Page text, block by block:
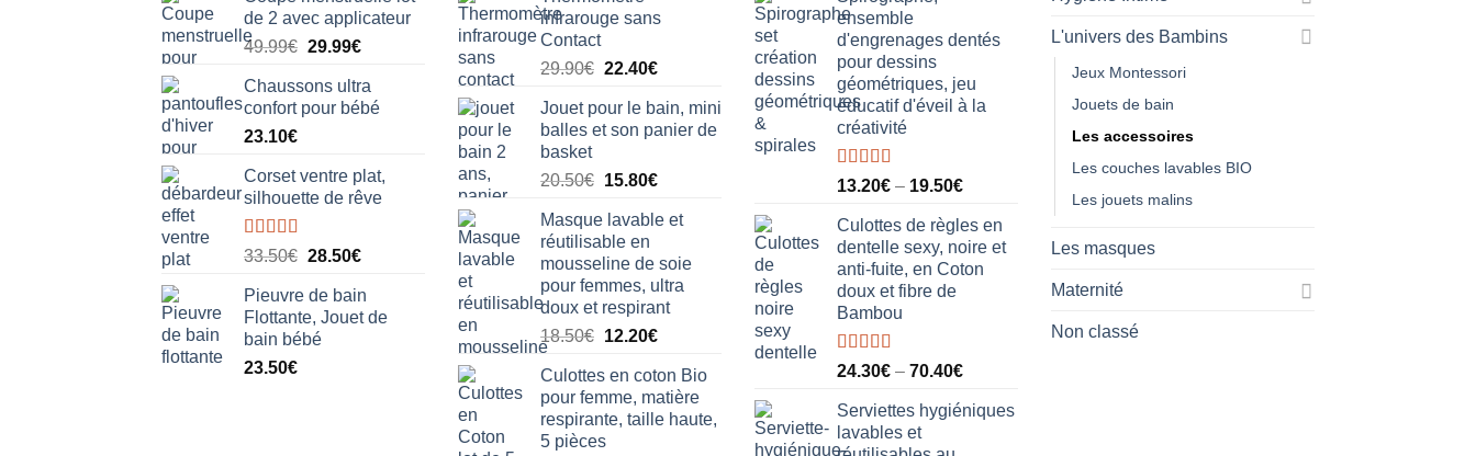
peuvent
choisies
sur
la
page
produit
choisies
sur
la
du
produit
sur
la
produit
de 2 avec applicateur
49.99€ Le
initial
était :
29.99€Le
actuel
est :
Chaussons ultra
confort pour bébé
23.10€
Corset ventre plat,
silhouette de rêve
Note5.00
33.50€ Le
initial
était :
33.50€.
28.50€Le
actuel
est :
Pieuvre de bain
Flottante, Jouet de
bain bébé
23.50€
infrarouge sans
Contact
29.90€ Le
initial
était :
22.40€Le
actuel
est :
Jouet pour le bain, mini
balles et son panier de
basket
20.50€ Le
initial
était :
20.50€.
15.80€Le
actuel
15.80€.
Masque lavable et
réutilisable en
mousseline de soie
pour femmes, ultra
doux et respirant
18.50€ Le
initial
était :
18.50€.
12.20€Le
actuel
est :
12.20€.
Culottes en coton Bio
pour femme, matière
respirante, taille haute,
5 pièces
ensemble
d'engrenages dentés
pour dessins
géométriques, jeu
éducatif d'éveil à la
créativité
Note5.00
13.20€ – 19.50€
Culottes de règles en
dentelle sexy, noire et
anti-fuite, en Coton
doux et fibre de
Bambou
Note5.00
24.30€ – 70.40€
Serviettes hygiéniques
lavables et
L'univers des Bambins
Jeux Montessori
Jouets de bain
Les accessoires
Les couches lavables BIO
Les jouets malins
Les masques
Maternité
Non classé